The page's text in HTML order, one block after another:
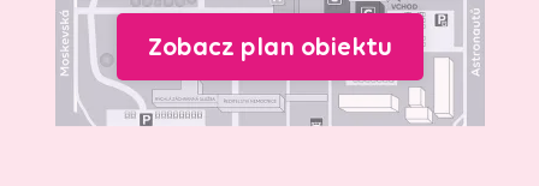
Zobacz plan obiektu